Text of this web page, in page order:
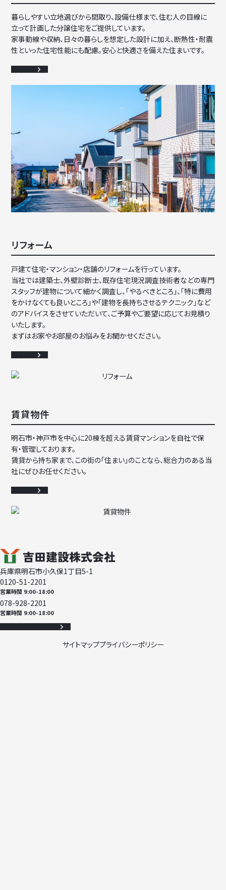
暮らしやすい立地選びから間取り、設備仕様まで、住む人の目線に
立って計画した分譲住宅をご提供しています。
家事動線や収納、日々の暮らしを想定した設計に加え、断熱性・耐震
性といった住宅性能にも配慮。安心と快適さを備えた住まいです。
詳細を見る
リフォーム
戸建て住宅・マンション・店舗のリフォームを行っています。
当社では建築士、外壁診断士、既存住宅現況調査技術者などの専門
スタッフが建物について細かく調査し、 「やるべきところ」、「特に費用
をかけなくても良いところ」や「建物を長持ちさせるテクニック」など
のアドバイスをさせていただいて、ご予算やご要望に応じてお見積り
いたします。
まずはお家やお部屋のお悩みをお聞かせください。
詳細を見る
賃貸物件
明石市・神戸市を中心に20棟を超える賃貸マンションを自社で保
有・管理しております。
賃貸から持ち家まで、この街の「住まい」のことなら、総合力のある当
社にぜひお任せください。
詳細を見る
兵庫県明石市小久保1丁目5-1
0120-51-2201
営業時間 9:00-18:00
078-928-2201
営業時間 9:00-18:00
お問い合わせフォーム
サイトマッププライバシーポリシー